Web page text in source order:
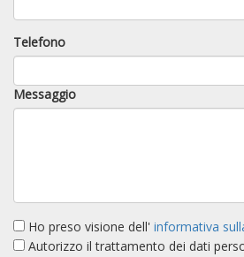
Telefono
Messaggio
Ho preso visione dell' informativa
Autorizzo il trattamento dei dati